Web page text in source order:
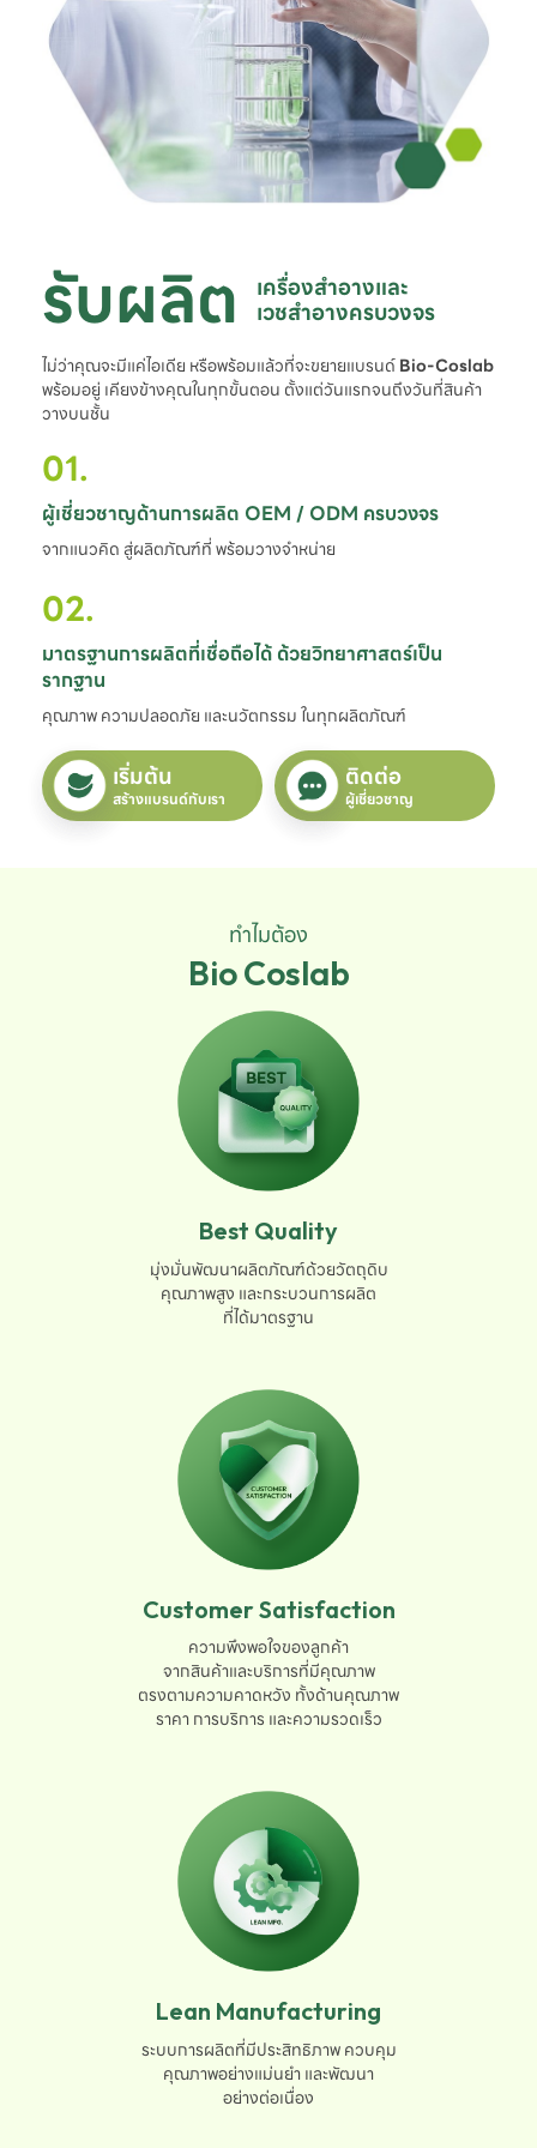
รับผลิต เครื่องสำอางและ
เวชสำอางครบวงจร
ไม่ว่าคุณจะมีแค่ไอเดีย หรือพร้อมแล้วที่จะขยายแบรนด์Bio-Coslab
พร้อมอยู่ เคียงข้างคุณในทุกขั้นตอน ตั้งแต่วันแรกจนถึงวันที่สินค้า
วางบนชั้น
01.
ผู้เชี่ยวชาญด้านการผลิต OEM / ODM ครบวงจร
จากแนวคิด สู่ผลิตภัณฑ์ที่ พร้อมวางจำหน่าย
02.
มาตรฐานการผลิตที่เชื่อถือได้ ด้วยวิทยาศาสตร์เป็น
รากฐาน
คุณภาพ ความปลอดภัย และนวัตกรรม ในทุกผลิตภัณฑ์
เริ่มต้น
สร้างแบรนด์กับเรา
ติดต่อ
ผู้เชี่ยวชาญ
ทำไมต้อง
Bio Coslab
Best Quality
มุ่งมั่นพัฒนาผลิตภัณฑ์ด้วยวัตถุดิบ
คุณภาพสูง และกระบวนการผลิต
ที่ได้มาตรฐาน
Customer Satisfaction
ความพึงพอใจของลูกค้า
จากสินค้าและบริการที่มีคุณภาพ
ตรงตามความคาดหวัง ทั้งด้านคุณภาพ
ราคา การบริการ และความรวดเร็ว
Lean Manufacturing
ระบบการผลิตที่มีประสิทธิภาพ ควบคุม
คุณภาพอย่างแม่นยำ และพัฒนา
อย่างต่อเนื่อง